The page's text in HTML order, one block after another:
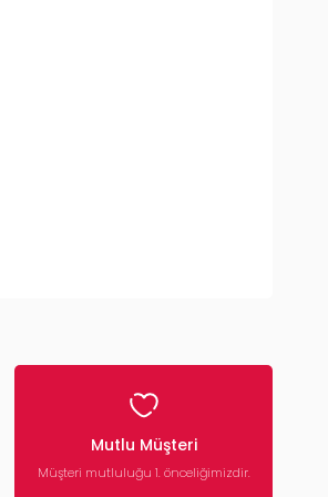
Mutlu Müşteri
Müşteri mutluluğu 1. önceliğimizdir.